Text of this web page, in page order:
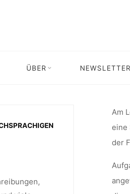
ÜBER NEWSLETTER
Stellenangebot:
Am
eine
der